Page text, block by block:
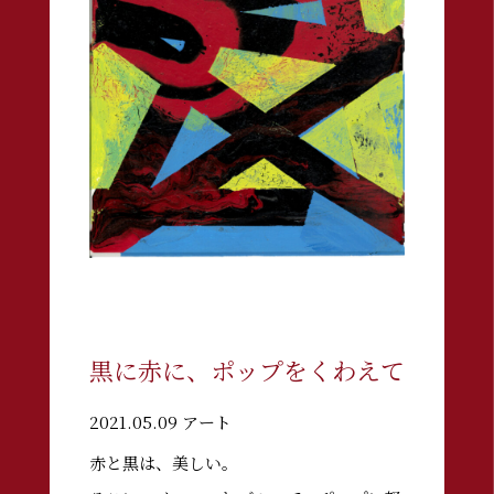
黒に赤に、ポップをくわえて
2021.05.09 アート
赤と黒は、美しい。